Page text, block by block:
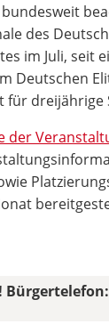
des
im Juli, seit
Deutschen
für dreijährige
der
Bürgertelefon: